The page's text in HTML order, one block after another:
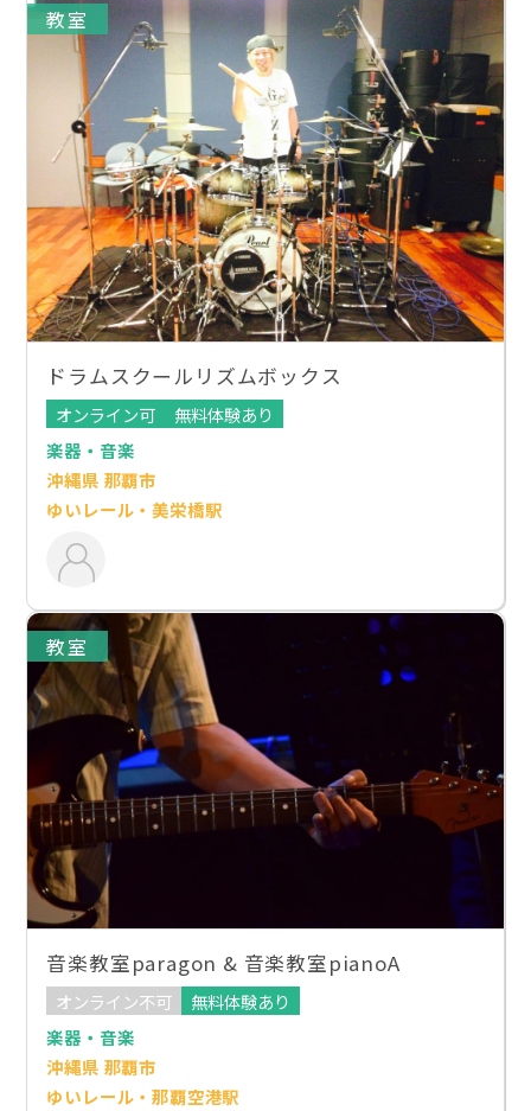
教室
ドラムスクールリズムボックス
オンライン可
無料体験あり
楽器・音楽
沖縄県 那覇市
ゆいレール・美栄橋駅
教室
音楽教室paragon & 音楽教室pianoA
オンライン不可
無料体験あり
楽器・音楽
沖縄県 那覇市
ゆいレール・那覇空港駅